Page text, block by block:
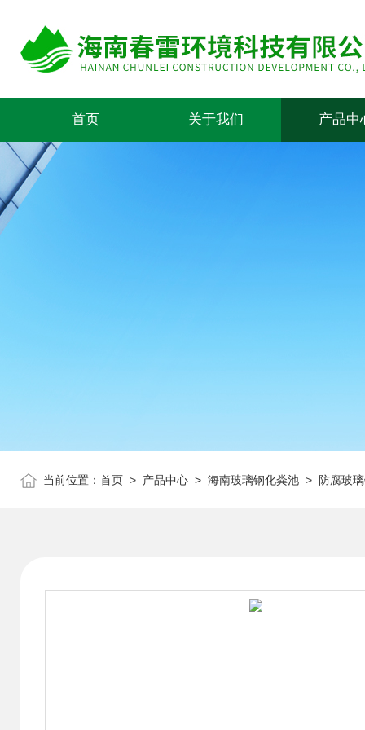
首页 关于我们 产品中
当前位置： 首页 > 产品中心 > 海南玻璃钢化粪池 > 防腐玻